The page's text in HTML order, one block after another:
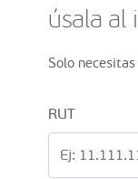
úsala al
Solo
RUT